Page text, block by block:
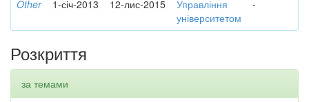
Other 1-січ-2013 12-лис-2015
Управління
університетом
-
Розкриття
за темами